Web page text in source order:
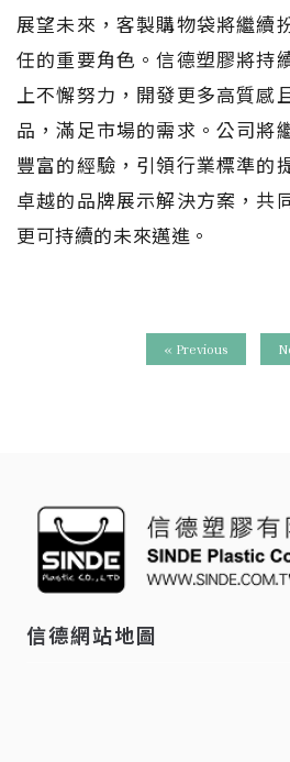
展望未來，客製購物袋將繼續
任的重要角色。信德塑膠將持
上不懈努力，開發更多高質感
品，滿足市場的需求。公司將
豐富的經驗，引領行業標準的
卓越的品牌展示解決方案，共
更可持續的未來邁進。
« Previous
信德網站地圖